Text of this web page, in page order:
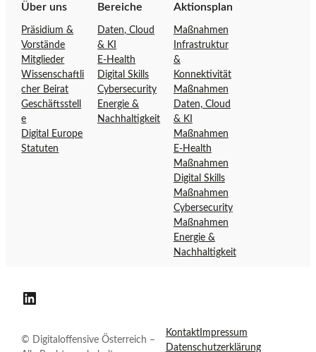
e
i
t
e
d
e
r
D
i
e
s
f
e
n
s
i
v
e
Ö
s
Über uns
Präsidium &
Vorstände
Mitglieder
Wissenschaftli
cher Beirat
Geschäftsstell
e
Digital Europe
Statuten
Bereiche
Daten, Cloud
& KI
E-Health
Digital Skills
Cybersecurity
Energie &
Nachhaltigkeit
Aktionsplan
Maßnahmen
Infrastruktur
&
Konnektivität
Maßnahmen
Daten, Cloud
& KI
Maßnahmen
E-Health
Maßnahmen
Digital Skills
Maßnahmen
Cybersecurity
Maßnahmen
Energie &
Nachhaltigkeit
Digitaloffensive Österreich auf LinkedIn
© Digitaloffensive Österreich –
KontaktImpressum
Datenschutzerklärung